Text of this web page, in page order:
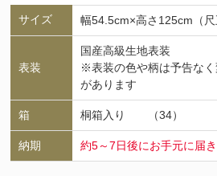
サイズ 幅54.5cm×高さ125cm（尺
表装
国産高級生地表装
※表装の色や柄は予告な
があります
箱 桐箱入り （34）
納期 約5～7日後にお手元に届